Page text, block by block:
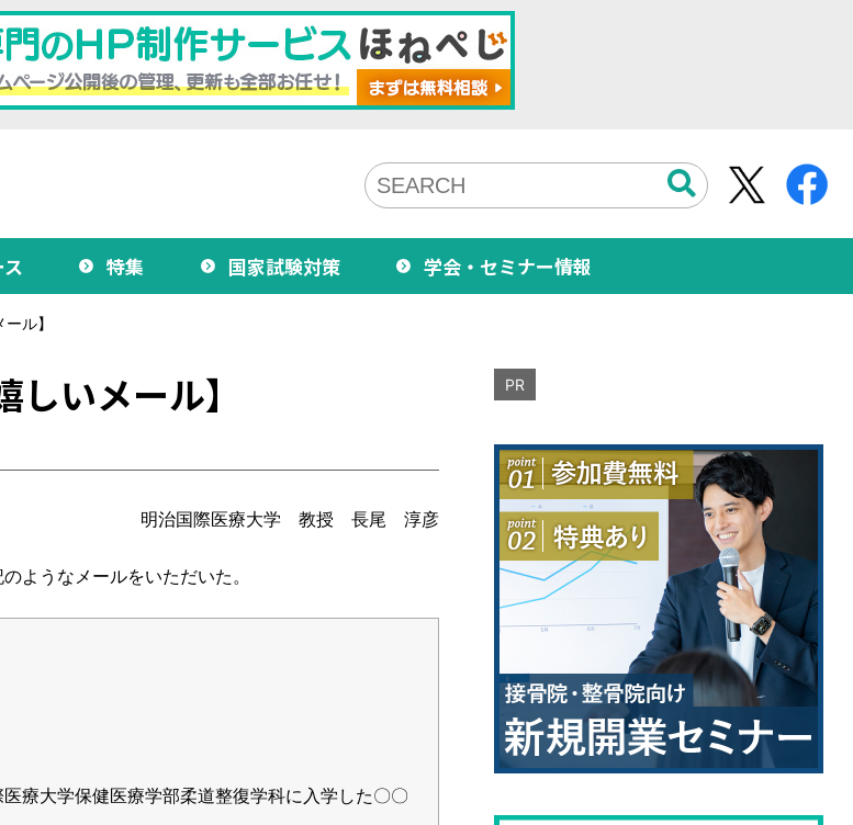
特集 国家試験対策 学会・セミナー情報
ル】
いメール】
明治国際医療大学 教授 長尾 淳彦
ようなメールをいただいた。
療大学保健医療学部柔道整復学科に入学した〇〇
PR